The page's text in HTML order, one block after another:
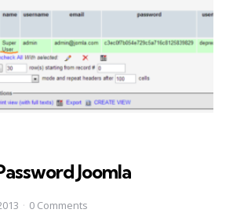
Joomla
0 Comments